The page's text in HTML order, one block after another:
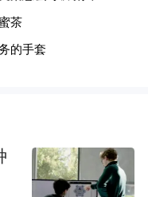
500系列正式发
2亿像素主摄，
像素夜景长焦镜
与等效五轴防抖